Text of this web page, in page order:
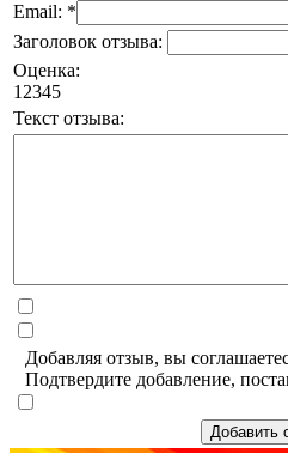
Email: *
Заголовок отзыва:
Оценка:
1 2345
Текст отзыва:
Добавляя отзыв, вы
Подтвердите добавление,
Добавить